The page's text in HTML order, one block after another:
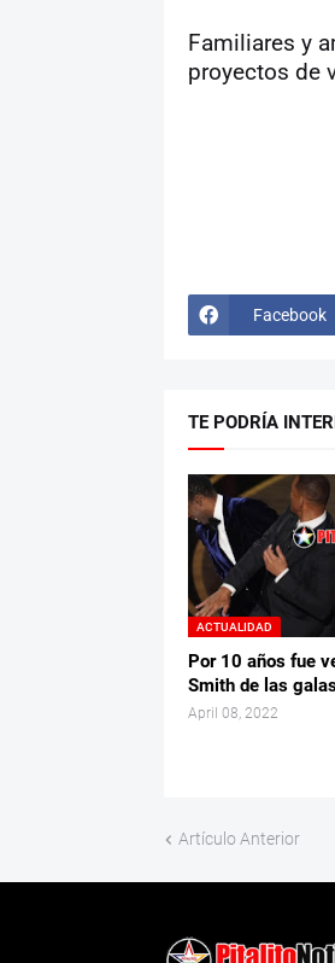
Familiares y
proyectos de
Facebook
TE PODRÍA
ACTUALIDAD
Por 10 años fue
Smith de las
April 08, 2022
Artículo Anterior